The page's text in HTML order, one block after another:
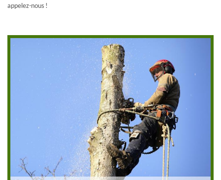
appelez-nous !